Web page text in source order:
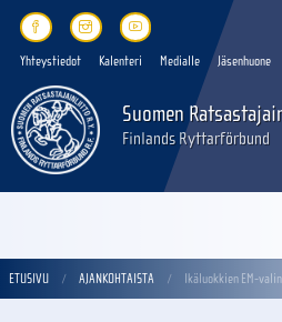
Yhteystiedot Kalenteri Medialle Jäsenhuone
Suomen
Finlands Ryttarförbund
ETUSIVU AJANKOHTAISTA Ikäluokkien EM-